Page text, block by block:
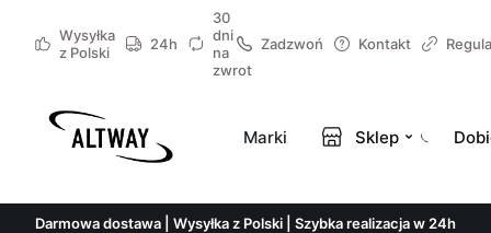
Wysyłka
z Polski
24h
30
dni
na
zwrot
Zadzwoń Kontakt
Marki Sklep
Darmowa dostawa | Wysyłka z Polski | Szybka realizacja w 24h